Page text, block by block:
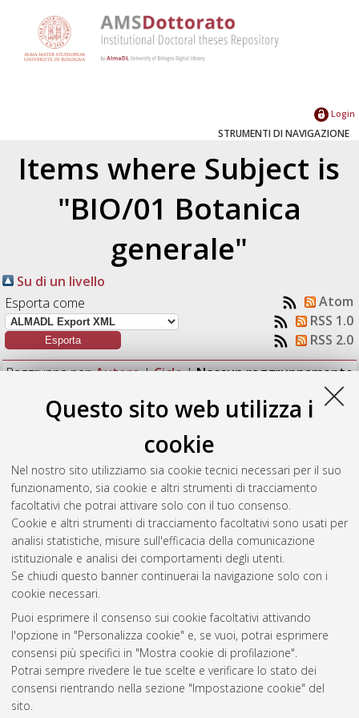
Questo sito web utilizza i
cookie
Nel nostro sito utilizziamo sia cookie tecnici necessari per il suo
funzionamento, sia cookie e altri strumenti di tracciamento
facoltativi che potrai attivare solo con il tuo consenso.
Cookie e altri strumenti di tracciamento facoltativi sono usati per
analisi statistiche, misure sull'efficacia della comunicazione
istituzionale e analisi dei comportamenti degli utenti.
Se chiudi questo banner continuerai la navigazione solo con i
cookie necessari.
Puoi esprimere il consenso sui cookie facoltativi attivando
l'opzione in "Personalizza cookie" e, se vuoi, potrai esprimere
consensi più specifici in "Mostra cookie di profilazione".
Potrai sempre rivedere le tue scelte e verificare lo stato dei
consensi rientrando nella sezione "Impostazione cookie" del
sito.
Login
STRUMENTI DI NAVIGAZIONE
Items where Subject is
"BIO/01 Botanica
generale"
Su di un livello
Esporta come
Atom
RSS 1.0
RSS 2.0
Raggruppa per:Autore|Ciclo|Nessun raggruppamento
Numero di documenti:1.
(2025)Interactions of the white truffle Tuber
magnatum Picco with bacteria and plants
thesis], Alma Mater Studiorum Università di Bologna.
Dottorato di ricerca inSalute, sicurezza e sistemi del verde
Ciclo.
Questa lista e' stata generata ilFri Aug 7 20:34:51 2026 CEST
Atom
Rss 1.0
Rss 2.0